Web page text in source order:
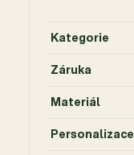
Kategorie
Záruka
Materiál
Personalizace